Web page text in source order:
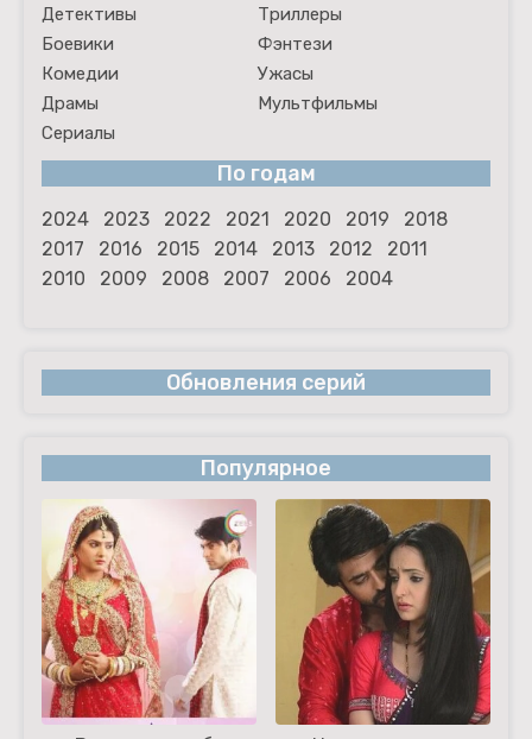
Детективы
Триллеры
Боевики
Фэнтези
Комедии
Ужасы
Драмы
Мультфильмы
Сериалы
По годам
2024 2023 2022 2021 2020 2019
2018
2017
2016 2015 2014 2013 2012
2011
2010
2009 2008 2007 2006 2004
Обновления серий
Популярное